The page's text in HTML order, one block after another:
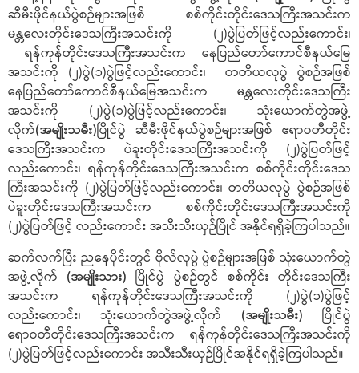
ဆီမီးဖိုင်နယ်ပွဲစဉ်များအဖြစ် စစ်ကိုင်းတိုင်းဒေသကြီးအသင်းက
မန္တလေးတိုင်းဒေသကြီးအသင်းကို (၂)ပွဲပြတ်ဖြင့်လည်းကောင်း၊
ရန်ကုန်တိုင်းဒေသကြီးအသင်းက နေပြည်တော်ကောင်စီနယ်မြေ
အသင်းကို (၂)ပွဲ(၁)ပွဲဖြင့်လည်းကောင်း၊ တတိယလုပွဲ ပွဲစဉ်အဖြစ်
နေပြည်တော်ကောင်စီနယ်မြေအသင်းက မန္တလေးတိုင်းဒေသကြီး
အသင်းကို (၂)ပွဲ(၁)ပွဲဖြင့်လည်းကောင်း၊ သုံးယောက်တွဲအဖွဲ့
လိုက်(အမျိုးသမီး)ပြိုင်ပွဲ ဆီမီးဖိုင်နယ်ပွဲစဉ်များအဖြစ် ဧရာဝတီတိုင်း
ဒေသကြီးအသင်းက ပဲခူးတိုင်းဒေသကြီးအသင်းကို (၂)ပွဲပြတ်ဖြင့်
လည်းကောင်း၊ ရန်ကုန်တိုင်းဒေသကြီးအသင်းက စစ်ကိုင်းတိုင်းဒေသ
ကြီးအသင်းကို (၂)ပွဲပြတ်ဖြင့်လည်းကောင်း၊ တတိယလုပွဲ ပွဲစဉ်အဖြစ်
ပဲခူးတိုင်းဒေသကြီးအသင်းက စစ်ကိုင်းတိုင်းဒေသကြီးအသင်းကို
(၂)ပွဲပြတ်ဖြင့် လည်းကောင်း အသီးသီးယှဉ်ပြိုင် အနိုင်ရရှိခဲ့ကြပါသည်။
ဆက်လက်ပြီး ညနေပိုင်းတွင် ဗိုလ်လုပွဲ ပွဲစဉ်များအဖြစ် သုံးယောက်တွဲ
အဖွဲ့လိုက် (အမျိုးသား) ပြိုင်ပွဲ ပွဲစဉ်တွင် စစ်ကိုင်း တိုင်းဒေသကြီး
အသင်းက ရန်ကုန်တိုင်းဒေသကြီးအသင်းကို (၂)ပွဲ(၁)ပွဲဖြင့်
လည်းကောင်း၊ သုံးယောက်တွဲအဖွဲ့လိုက် (အမျိုးသမီး) ပြိုင်ပွဲ
ဧရာဝတီတိုင်းဒေသကြီးအသင်းက ရန်ကုန်တိုင်းဒေသကြီးအသင်းကို
(၂)ပွဲပြတ်ဖြင့်လည်းကောင်း အသီးသီးယှဉ်ပြိုင်အနိုင်ရရှိခဲ့ကြပါသည်။